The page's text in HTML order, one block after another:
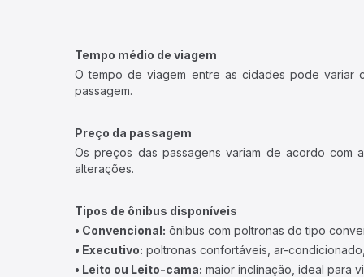
Tempo médio de viagem
O tempo de viagem entre as cidades pode variar
passagem.
Preço da passagem
Os preços das passagens variam de acordo com
alterações.
Tipos de ônibus disponíveis
• Convencional: ônibus com poltronas do tipo
• Executivo: poltronas confortáveis, ar-
• Leito ou Leito-cama: maior inclinação, ideal para